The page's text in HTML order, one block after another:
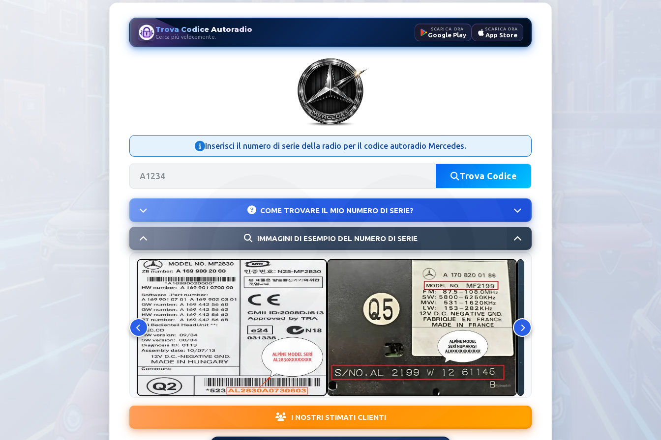
Trova Codice Autoradio
Cerca più velocemente.
SCARICA ORA
Google Play
SCARICA ORA
App Store
Codice Autoradio Mercedes | Sblocco Radio
Inserisci il numero di serie della radio per il codice autoradio Mercedes.
Trova Codice
COME TROVARE IL MIO NUMERO DI SERIE?
IMMAGINI DI ESEMPIO DEL NUMERO DI SERIE
I NOSTRI STIMATI CLIENTI